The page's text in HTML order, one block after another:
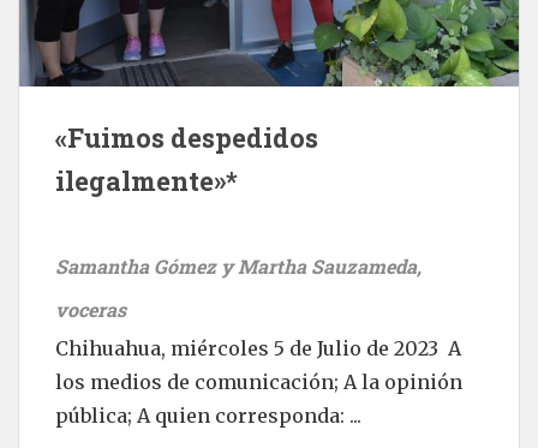
«Fuimos despedidos
ilegalmente»*
Samantha Gómez y Martha Sauzameda,
voceras
Chihuahua, miércoles 5 de Julio de 2023 A
los medios de comunicación; A la opinión
pública; A quien corresponda: ...